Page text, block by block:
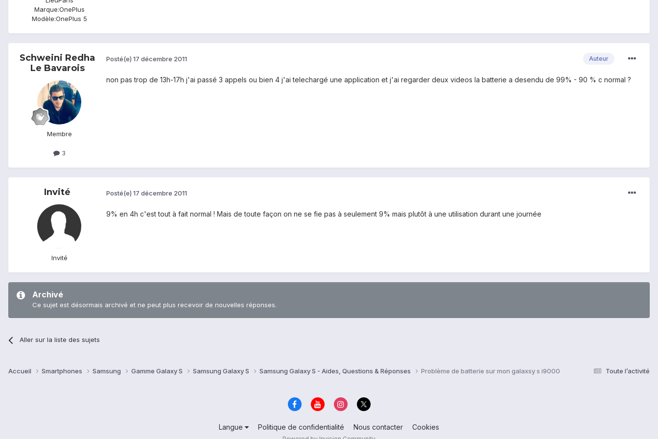
Marque:OnePlus
Modèle:OnePlus 5
Schweini Redha
Le Bavarois
Membre
3
Auteur
Posté(e) 17 décembre 2011
non pas trop de 13h-17h j'ai passé 3 appels ou bien 4 j'ai telechargé une application et j'ai regarder deux videos la batterie a desendu de 99% - 90 % c normal ?
Invité
Invité
Posté(e) 17 décembre 2011
9% en 4h c'est tout à fait normal ! Mais de toute façon on ne se fie pas à seulement 9% mais plutôt à une utilisation durant une journée
Archivé
Ce sujet est désormais archivé et ne peut plus recevoir de nouvelles réponses.
Aller sur la liste des sujets
Toute l’activité
Accueil Smartphones Samsung Gamme Galaxy S Samsung Galaxy S Samsung Galaxy S - Aides, Questions & Réponses Problème de batterie sur mon galaxsy s i9000
Langue Politique de confidentialité Nous contacter Cookies